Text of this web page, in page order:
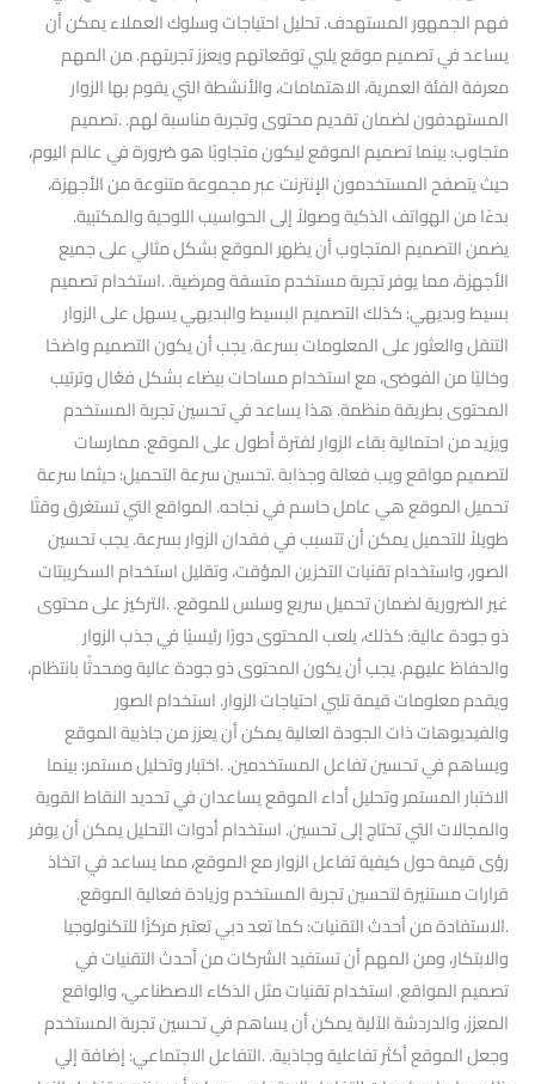
فهم الجمهور المستهدف. تحليل احتياجات وسلوك العملاء يمكن أن
يساعد في تصميم موقع يلبي توقعاتهم ويعزز تجربتهم. من المهم
معرفة الفئة العمرية، الاهتمامات، والأنشطة التي يقوم بها الزوار
المستهدفون لضمان تقديم محتوى وتجربة مناسبة لهم. .تصميم
متجاوب: بينما تصميم الموقع ليكون متجاوبًا هو ضرورة في عالم اليوم،
حيث يتصفح المستخدمون الإنترنت عبر مجموعة متنوعة من الأجهزة،
بدءًا من الهواتف الذكية وصولاً إلى الحواسيب اللوحية والمكتبية.
يضمن التصميم المتجاوب أن يظهر الموقع بشكل مثالي على جميع
الأجهزة، مما يوفر تجربة مستخدم متسقة ومرضية. .استخدام تصميم
بسيط وبديهي: كذلك التصميم البسيط والبديهي يسهل على الزوار
التنقل والعثور على المعلومات بسرعة. يجب أن يكون التصميم واضحًا
وخاليًا من الفوضى، مع استخدام مساحات بيضاء بشكل فعّال وترتيب
المحتوى بطريقة منظمة. هذا يساعد في تحسين تجربة المستخدم
ويزيد من احتمالية بقاء الزوار لفترة أطول على الموقع. ممارسات
لتصميم مواقع ويب فعالة وجذابة .تحسين سرعة التحميل: حيثما سرعة
تحميل الموقع هي عامل حاسم في نجاحه. المواقع التي تستغرق وقتًا
طويلاً للتحميل يمكن أن تتسبب في فقدان الزوار بسرعة. يجب تحسين
الصور، واستخدام تقنيات التخزين المؤقت، وتقليل استخدام السكريبتات
غير الضرورية لضمان تحميل سريع وسلس للموقع. .التركيز على محتوى
ذو جودة عالية: كذلك، يلعب المحتوى دورًا رئيسيًا في جذب الزوار
والحفاظ عليهم. يجب أن يكون المحتوى ذو جودة عالية ومحدثًا بانتظام،
ويقدم معلومات قيمة تلبي احتياجات الزوار. استخدام الصور
والفيديوهات ذات الجودة العالية يمكن أن يعزز من جاذبية الموقع
ويساهم في تحسين تفاعل المستخدمين. .اختبار وتحليل مستمر: بينما
الاختبار المستمر وتحليل أداء الموقع يساعدان في تحديد النقاط القوية
والمجالات التي تحتاج إلى تحسين. استخدام أدوات التحليل يمكن أن يوفر
رؤى قيمة حول كيفية تفاعل الزوار مع الموقع، مما يساعد في اتخاذ
قرارات مستنيرة لتحسين تجربة المستخدم وزيادة فعالية الموقع.
.الاستفادة من أحدث التقنيات: كما تعد دبي تعتبر مركزًا للتكنولوجيا
والابتكار، ومن المهم أن تستفيد الشركات من أحدث التقنيات في
تصميم المواقع. استخدام تقنيات مثل الذكاء الاصطناعي، والواقع
المعزز، والدردشة الآلية يمكن أن يساهم في تحسين تجربة المستخدم
وجعل الموقع أكثر تفاعلية وجاذبية. .التفاعل الاجتماعي: إضافة إلي